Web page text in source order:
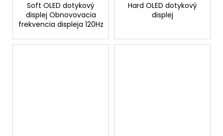
Soft OLED dotykový
displej Obnovovacia
frekvencia displeja 120Hz
Hard OLED dotykový
displej